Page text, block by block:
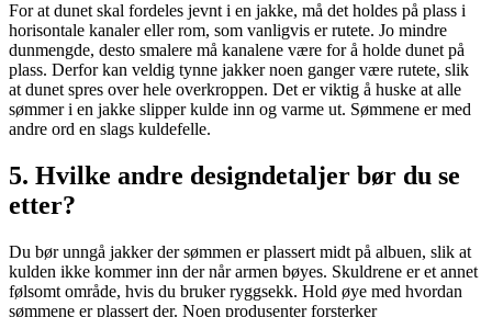
For at dunet skal fordeles jevnt i en jakke, må det holdes på plass i
horisontale kanaler eller rom, som vanligvis er rutete. Jo mindre
dunmengde, desto smalere må kanalene være for å holde dunet på
plass. Derfor kan veldig tynne jakker noen ganger være rutete, slik
at dunet spres over hele overkroppen. Det er viktig å huske at alle
sømmer i en jakke slipper kulde inn og varme ut. Sømmene er med
andre ord en slags kuldefelle.
5. Hvilke andre designdetaljer bør du se
etter?
Du bør unngå jakker der sømmen er plassert midt på albuen, slik at
kulden ikke kommer inn der når armen bøyes. Skuldrene er et annet
følsomt område, hvis du bruker ryggsekk. Hold øye med hvordan
sømmene er plassert der. Noen produsenter forsterker